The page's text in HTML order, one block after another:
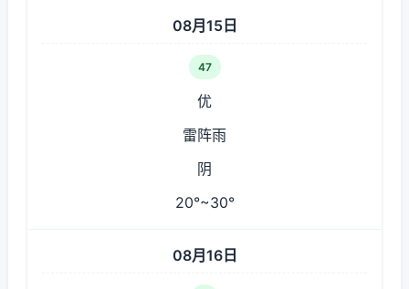
08月15日
47
优
雷阵雨
阴
20°~30°
08月16日